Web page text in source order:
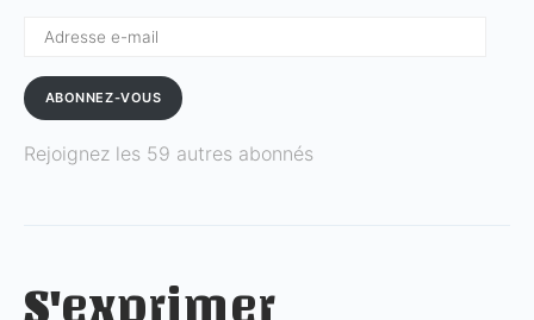
ABONNEZ-VOUS
Rejoignez les 59 autres abonnés
S'exprimer